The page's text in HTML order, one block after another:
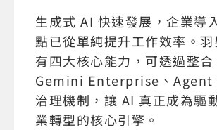
生成式 AI 快速發展，企業導
點已從單純提升工作效率。
有四大核心能力，可透過整
Gemini Enterprise、Agent
治理機制，讓 AI 真正成為驅
業轉型的核心引擎。